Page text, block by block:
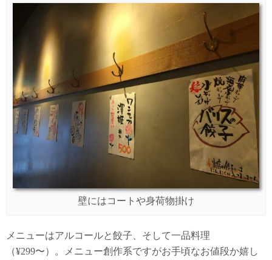
壁にはコートや身荷物掛け
メニューはアルコールと餃子、そして一品料理
（¥299〜）。メニュー創作系ですがお手頃なお値段か嬉し